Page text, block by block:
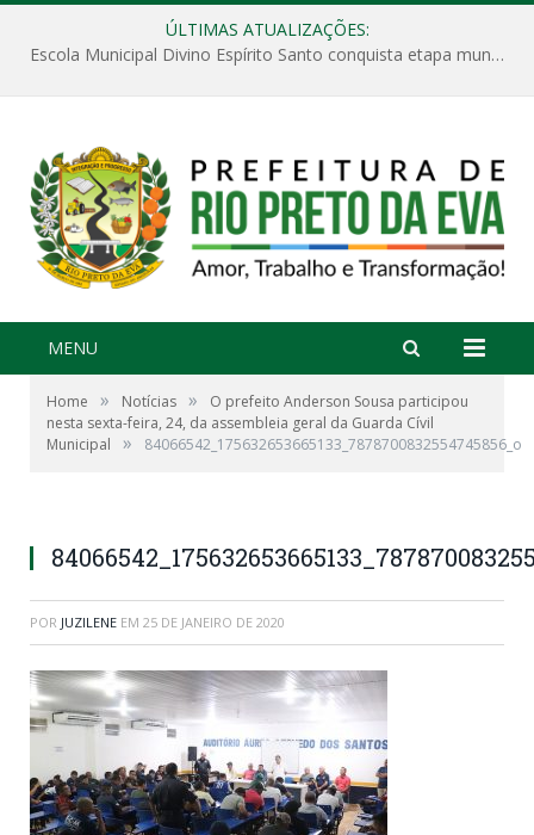
ÚLTIMAS ATUALIZAÇÕES:
Escola Municipal Divino Espírito Santo conquista etapa municipal da V Feira Amazonense de Matemática
MENU
Home » Notícias »
O prefeito Anderson Sousa participou
nesta sexta-feira, 24, da assembleia geral da Guarda Cívil
Municipal
» 84066542_175632653665133_7878700832554745856_o
POR JUZILENE EM 25 DE JANEIRO DE 2020